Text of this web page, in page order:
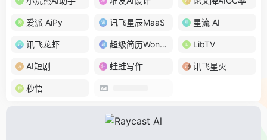
爱派 AiPy 讯飞星辰MaaS 星流 AI
讯飞龙虾 超级简历WonderCV LibTV
AI短剧 蛙蛙写作 讯飞星火
秒悟